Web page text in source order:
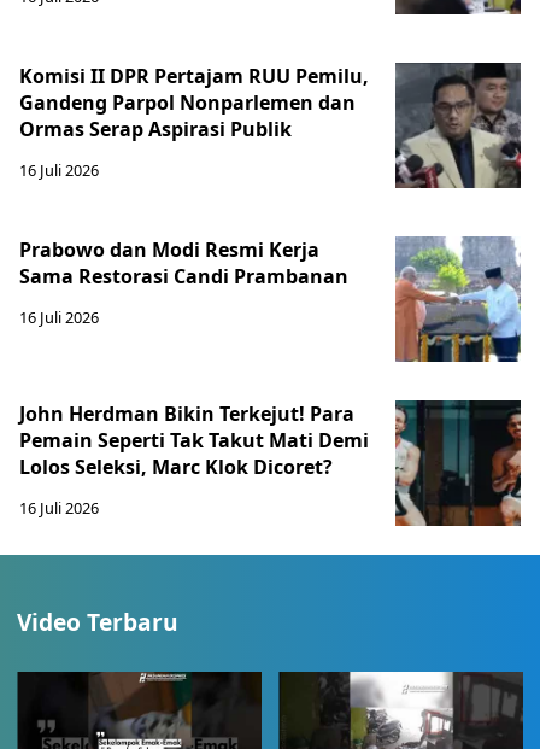
Komisi II DPR Pertajam RUU Pemilu,
Gandeng Parpol Nonparlemen dan
Ormas Serap Aspirasi Publik
16 Juli 2026
Prabowo dan Modi Resmi Kerja
Sama Restorasi Candi Prambanan
16 Juli 2026
John Herdman Bikin Terkejut! Para
Pemain Seperti Tak Takut Mati Demi
Lolos Seleksi, Marc Klok Dicoret?
16 Juli 2026
Video Terbaru